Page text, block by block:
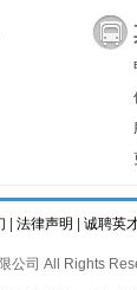
法律声明 诚聘英
公司 All Rights